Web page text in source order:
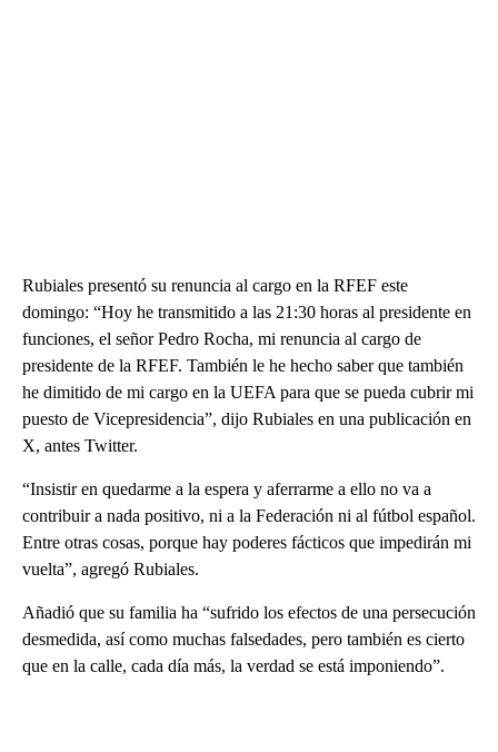
Rubiales presentó su renuncia al cargo en la RFEF este
domingo: “Hoy he transmitido a las 21:30 horas al presidente en
funciones, el señor Pedro Rocha, mi renuncia al cargo de
presidente de la RFEF. También le he hecho saber que también
he dimitido de mi cargo en la UEFA para que se pueda cubrir mi
puesto de Vicepresidencia”, dijo Rubiales en una publicación en
X, antes Twitter.
“Insistir en quedarme a la espera y aferrarme a ello no va a
contribuir a nada positivo, ni a la Federación ni al fútbol español.
Entre otras cosas, porque hay poderes fácticos que impedirán mi
vuelta”, agregó Rubiales.
Añadió que su familia ha “sufrido los efectos de una persecución
desmedida, así como muchas falsedades, pero también es cierto
que en la calle, cada día más, la verdad se está imponiendo”.